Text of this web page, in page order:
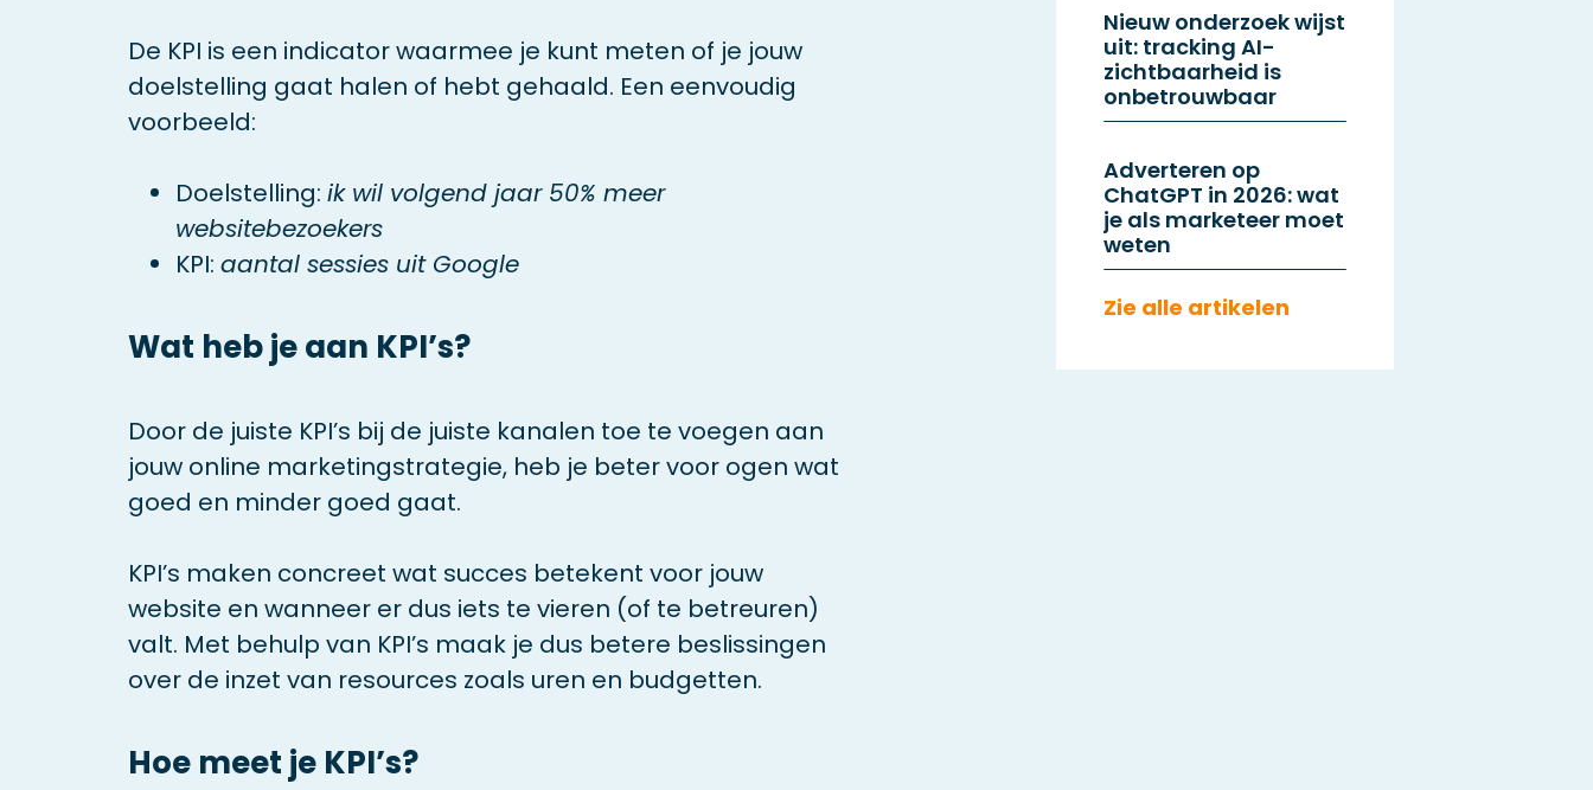
De KPI is een indicator waarmee je kunt meten of je jouw
doelstelling gaat halen of hebt gehaald. Een eenvoudig
voorbeeld:
Doelstelling: ik wil volgend jaar 50% meer
websitebezoekers
KPI: aantal sessies uit Google
Wat heb je aan KPI’s?
Door de juiste KPI’s bij de juiste kanalen toe te voegen aan
jouw online marketingstrategie, heb je beter voor ogen wat
goed en minder goed gaat.
KPI’s maken concreet wat succes betekent voor jouw
website en wanneer er dus iets te vieren (of te betreuren)
valt. Met behulp van KPI’s maak je dus betere beslissingen
over de inzet van resources zoals uren en budgetten.
Hoe meet je KPI’s?
Nieuw onderzoek wijst
uit: tracking AI-
zichtbaarheid is
onbetrouwbaar
Adverteren op
ChatGPT in 2026: wat
je als marketeer moet
weten
Zie alle artikelen